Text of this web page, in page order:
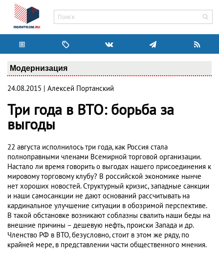
Модернизация
24.08.2015 | Алексей Портанский
Три года в ВТО: борьба за
выгоды
22 августа исполнилось три года, как Россия стала
полноправными членами Всемирной торговой организации.
Настало ли время говорить о выгодах нашего присоединения к
мировому торговому клубу? В российской экономике нынче
нет хороших новостей. Структурный кризис, западные санкции
и наши самосанкции не дают оснований рассчитывать на
кардинальное улучшение ситуации в обозримой перспективе.
В такой обстановке возникают соблазны свалить наши беды на
внешние причины – дешевую нефть, происки Запада и др.
Членство РФ в ВТО, безусловно, стоит в этом же ряду, по
крайней мере, в представлении части общественного мнения.